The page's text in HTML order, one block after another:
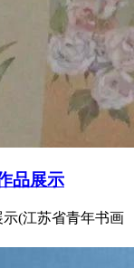
品展示
(江苏省青年书画